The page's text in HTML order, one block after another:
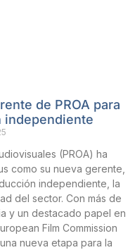
de PROA para
independiente
(PROA) ha
como su nueva gerente,
independiente, la
del sector. Con más de
y un destacado papel en
Film Commission
nueva etapa para la